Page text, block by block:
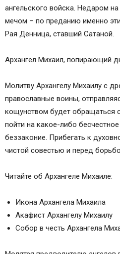
ангельского войска. Недаром
мечом – по преданию именно
Рая Денница, ставший Сатаной.
Архангел Михаил, попирающий
Молитву Архангелу Михаилу с
православные воины,
кощунством будет обращаться
пойти на какое-либо
беззаконие. Прибегать к
чистой совестью и перед
Читайте об Архангеле Михаиле:
Икона Архангела Михаила
Акафист Архангелу Михаилу
Собор в честь Архангела